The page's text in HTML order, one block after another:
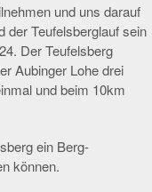
und uns darauf
der Teufelsberglauf sein
Der Teufelsberg
Aubinger Lohe drei
und beim 10km
ein Berg-
können.